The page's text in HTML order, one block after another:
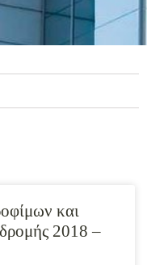
και
2018 –